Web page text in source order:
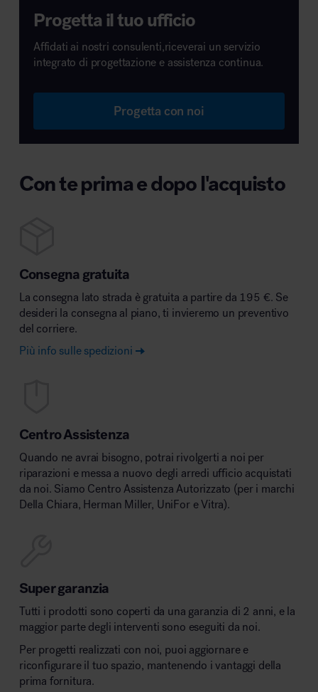
Progetta il tuo ufficio
Affidati ai nostri consulenti,riceverai un servizio
integrato di progettazione e assistenza continua.
Progetta con noi
Con te prima e dopo l'acquisto
Consegna gratuita
La consegna lato strada è gratuita a partire da 195 €. Se
desideri la consegna al piano, ti invieremo un preventivo
del corriere.
Più info sulle spedizioni
Centro Assistenza
Quando ne avrai bisogno, potrai rivolgerti a noi per
riparazioni e messa a nuovo degli arredi ufficio acquistati
da noi. Siamo Centro Assistenza Autorizzato (per i marchi
Della Chiara, Herman Miller, UniFor e Vitra).
Super garanzia
Tutti i prodotti sono coperti da una garanzia di 2 anni, e la
maggior parte degli interventi sono eseguiti da noi.
Per progetti realizzati con noi, puoi aggiornare e
riconfigurare il tuo spazio, mantenendo i vantaggi della
prima fornitura.